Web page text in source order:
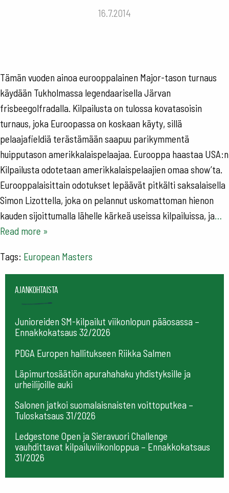
16.7.2014
Tämän vuoden ainoa eurooppalainen Major-tason turnaus
käydään Tukholmassa legendaarisella Järvan
frisbeegolfradalla. Kilpailusta on tulossa kovatasoisin
turnaus, joka Euroopassa on koskaan käyty, sillä
pelaajafieldiä terästämään saapuu parikymmentä
huipputason amerikkalaispelaajaa. Eurooppa haastaa USA:n
Kilpailusta odotetaan amerikkalaispelaajien omaa show’ta.
Eurooppalaisittain odotukset lepäävät pitkälti saksalaisella
Simon Lizottella, joka on pelannut uskomattoman hienon
kauden sijoittumalla lähelle kärkeä useissa kilpailuissa, ja…
Read more »
Tags: European Masters
Ajankohtaista
Junioreiden SM-kilpailut viikonlopun pääosassa –
Ennakkokatsaus 32/2026
PDGA Europen hallitukseen Riikka Salmen
Läpimurtosäätiön apurahahaku yhdistyksille ja
urheilijoille auki
Salonen jatkoi suomalaisnaisten voittoputkea –
Tuloskatsaus 31/2026
Ledgestone Open ja Sieravuori Challenge
vauhdittavat kilpailuviikonloppua – Ennakkokatsaus
31/2026